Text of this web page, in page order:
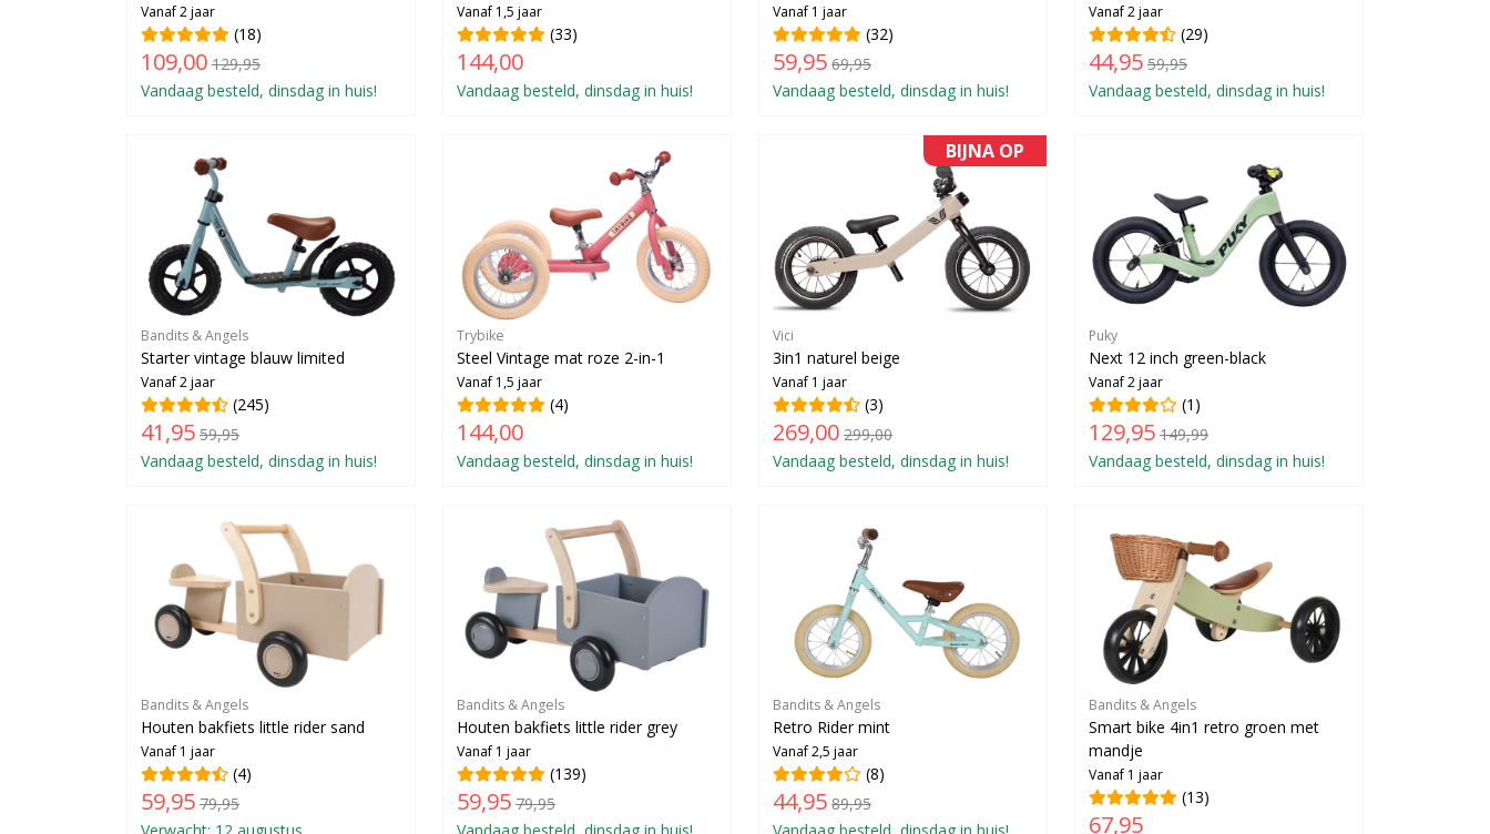
Vanaf 2 jaar
(18)
109,00 129,95
Vandaag besteld, dinsdag in huis!
Vanaf 1,5 jaar
(33)
144,00
Vandaag besteld, dinsdag in huis!
Vanaf 1 jaar
(32)
59,95 69,95
Vandaag besteld, dinsdag in huis!
Vanaf 2 jaar
(29)
44,95 59,95
Vandaag besteld, dinsdag in huis!
Bandits & Angels
Starter vintage blauw limited
Vanaf 2 jaar
(245)
41,95 59,95
Vandaag besteld, dinsdag in huis!
Trybike
Steel Vintage mat roze 2-in-1
Vanaf 1,5 jaar
(4)
144,00
Vandaag besteld, dinsdag in huis!
BIJNA OP
Vici
3in1 naturel beige
Vanaf 1 jaar
(3)
269,00 299,00
Vandaag besteld, dinsdag in huis!
Puky
Next 12 inch green-black
Vanaf 2 jaar
(1)
129,95 149,99
Vandaag besteld, dinsdag in huis!
Bandits & Angels
Houten bakfiets little rider sand
Vanaf 1 jaar
(4)
59,95 79,95
Bandits & Angels
Houten bakfiets little rider grey
Vanaf 1 jaar
(139)
59,95 79,95
Bandits & Angels
Retro Rider mint
Vanaf 2,5 jaar
(8)
44,95 89,95
Bandits & Angels
Smart bike 4in1 retro groen met
mandje
Vanaf 1 jaar
(13)
67,95